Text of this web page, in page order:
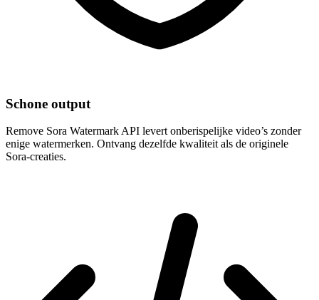
Schone output
Remove Sora Watermark API levert onberispelijke video’s zonder
enige watermerken. Ontvang dezelfde kwaliteit als de originele
Sora-creaties.